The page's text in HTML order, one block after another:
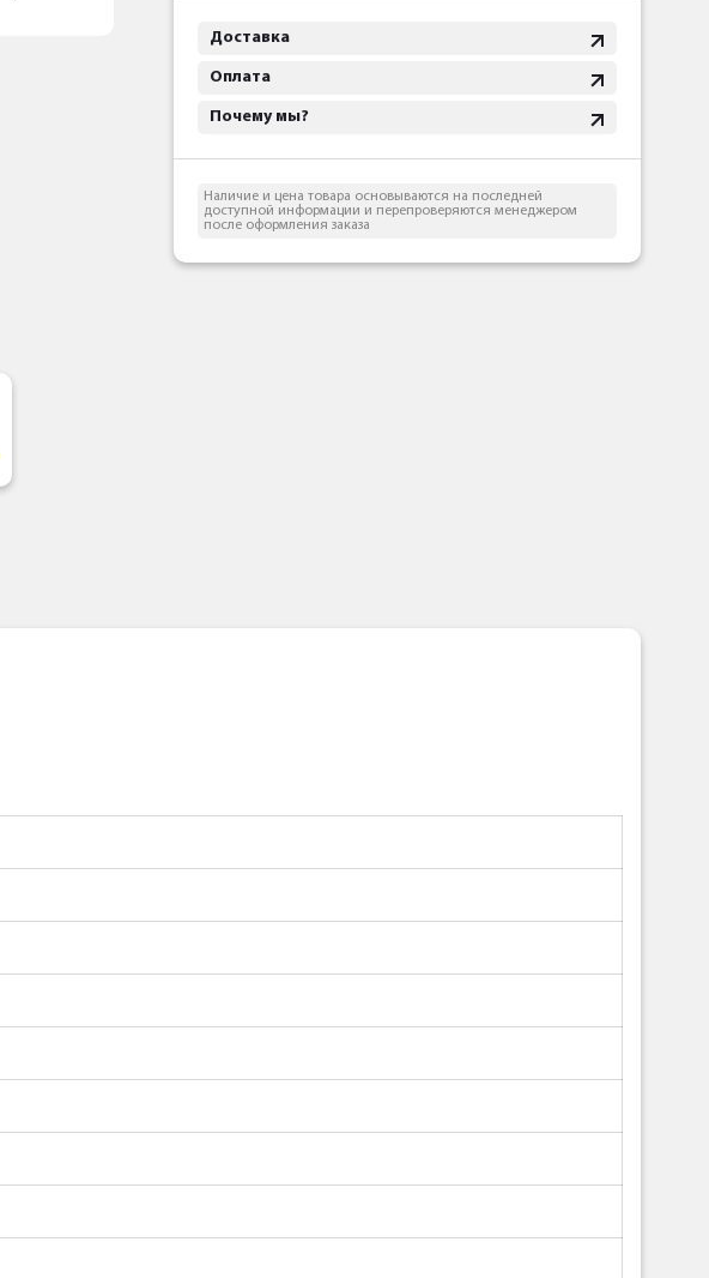
Доставка
Оплата
Почему мы?
Наличие и цена товара основываются на последней
доступной информации и перепроверяются менеджером
после оформления заказа